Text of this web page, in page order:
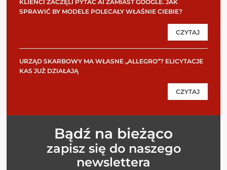
KLIENCI ZACZĘLI PYTAĆ AI ZAMIAST GOOGLE. JAK
SPRAWIĆ BY MODELE POLECAŁY WŁAŚNIE CIEBIE?
CZYTAJ
URZĄD SKARBOWY MA WŁASNE „ALLEGRO”? ELICYTACJE
KAS JUŻ DZIAŁAJĄ
CZYTAJ
Bądź na bieżąco
zapisz się do naszego
newslettera